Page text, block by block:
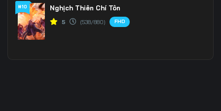
#10 Nghịch Thiên Chí Tôn
5 (538/880) FHD